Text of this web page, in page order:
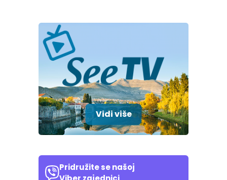
Vidi više
Pridružite se našoj